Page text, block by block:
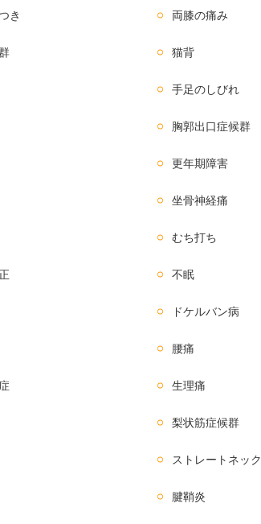
き 両膝の痛み
猫背
手足のしびれ
胸郭出口症候群
更年期障害
坐骨神経痛
むち打ち
不眠
ドケルバン病
腰痛
生理痛
梨状筋症候群
ストレートネック
腱鞘炎